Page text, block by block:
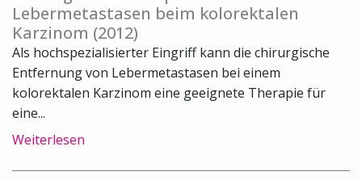
Lebermetastasen beim kolorektalen
Karzinom (2012)
Als hochspezialisierter Eingriff kann die chirurgische
Entfernung von Lebermetastasen bei einem
kolorektalen Karzinom eine geeignete Therapie für
eine...
Weiterlesen